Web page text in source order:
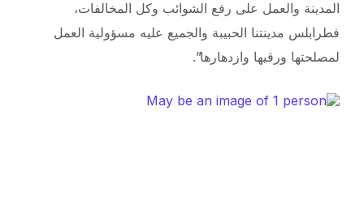
المدينة والعمل على رفع الشوائب وكل المخالفات،
فطرابلس مدينتنا الحبيبة والجميع عليه مسؤولية العمل
لمصلحتها ورقيها وازدهارها”.